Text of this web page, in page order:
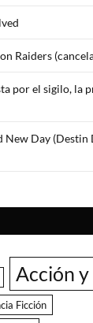
Raiders
por el sigilo, la
New Day (Destin
Acción
Ficción